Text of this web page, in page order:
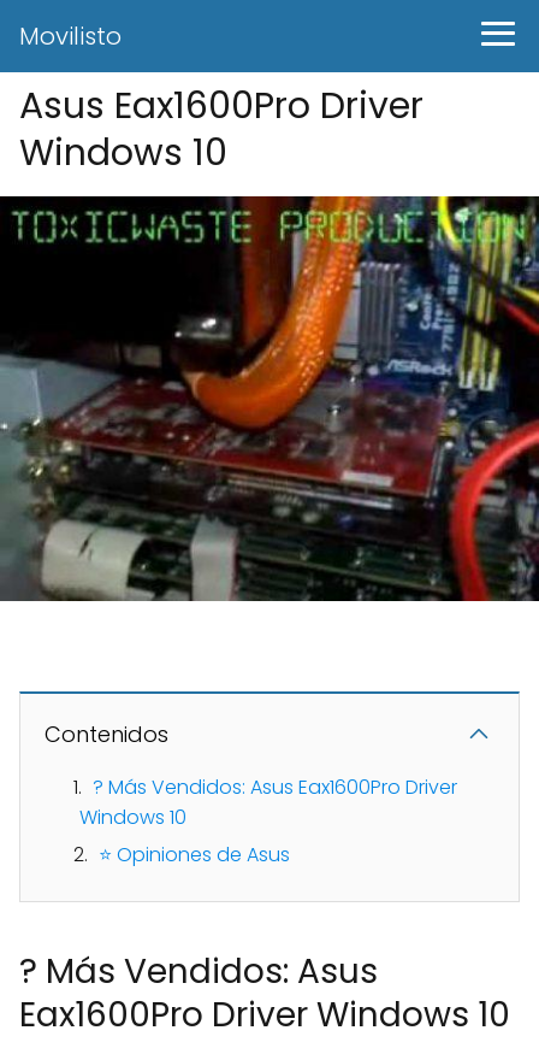
Movilisto
Asus Eax1600Pro Driver
Windows 10
Contenidos
? Más Vendidos: Asus Eax1600Pro Driver
Windows 10
⭐ Opiniones de Asus
? Más Vendidos: Asus
Eax1600Pro Driver Windows 10